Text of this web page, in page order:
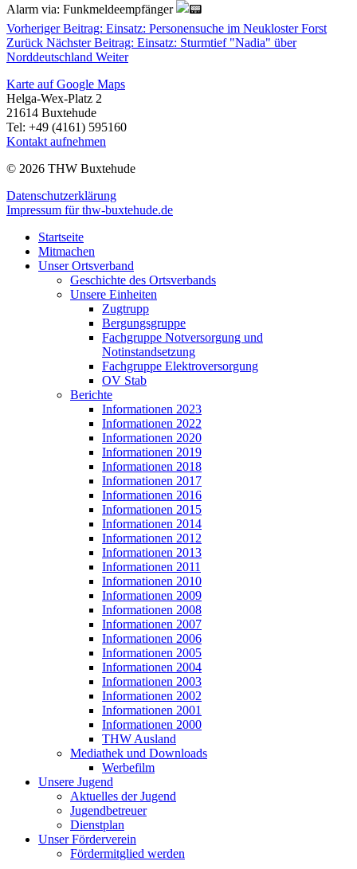
Alarm via: Funkmeldeempfänger
Vorheriger Beitrag: Einsatz: Personensuche im Neukloster Forst
Zurück Nächster Beitrag: Einsatz: Sturmtief "Nadia" über
Norddeutschland Weiter
Karte auf Google Maps
Helga-Wex-Platz 2
21614 Buxtehude
Tel: +49 (4161) 595160
Kontakt aufnehmen
© 2026 THW Buxtehude
Datenschutzerklärung
Impressum für thw-buxtehude.de
Startseite
Mitmachen
Unser Ortsverband
Geschichte des Ortsverbands
Unsere Einheiten
Zugtrupp
Bergungsgruppe
Fachgruppe Notversorgung und
Notinstandsetzung
Fachgruppe Elektroversorgung
OV Stab
Berichte
Informationen 2023
Informationen 2022
Informationen 2020
Informationen 2019
Informationen 2018
Informationen 2017
Informationen 2016
Informationen 2015
Informationen 2014
Informationen 2012
Informationen 2013
Informationen 2011
Informationen 2010
Informationen 2009
Informationen 2008
Informationen 2007
Informationen 2006
Informationen 2005
Informationen 2004
Informationen 2003
Informationen 2002
Informationen 2001
Informationen 2000
THW Ausland
Mediathek und Downloads
Werbefilm
Unsere Jugend
Aktuelles der Jugend
Jugendbetreuer
Dienstplan
Unser Förderverein
Fördermitglied werden